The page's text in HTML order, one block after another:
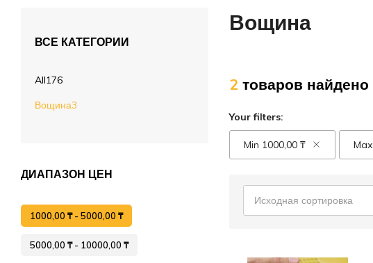
Лечение пчёл
Вощина
Матководство
Работа с рамками
Фасовка
Распечатка
Тара
Вощина
2 товаров найдено
Your filters:
Min 1000,00 ₸ Max
Исходная сортировка
ВСЕ КАТЕГОРИИ
All176
Вощина3
ДИАПАЗОН ЦЕН
1000,00 ₸- 5000,00 ₸
5000,00 ₸- 10000,00 ₸